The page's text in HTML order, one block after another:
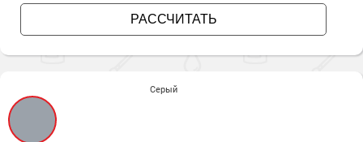
РАССЧИТАТЬ
Серый